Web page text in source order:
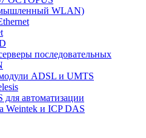
WLAN)
последовательных
ADSL и UMTS
автоматизации
Weintek и ICP DAS